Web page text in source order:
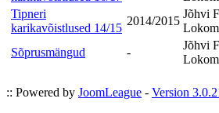
Tipneri
karikavõistlused 14/15
2014/2015
Jõhvi
Sõprusmängud -
Jõhvi
:: Powered by JoomLeague - Version